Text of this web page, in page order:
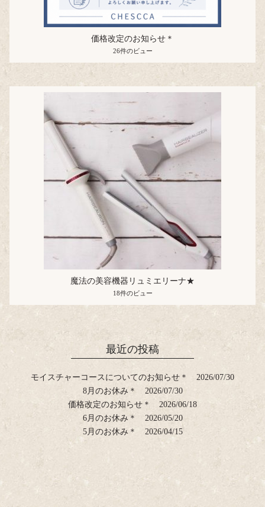
価格改定のお知らせ＊
26件のビュー
魔法の美容機器リュミエリーナ★
18件のビュー
最近の投稿
モイスチャーコースについてのお知らせ＊
2026/07/30
8月のお休み＊
2026/07/30
価格改定のお知らせ＊
2026/06/18
6月のお休み＊
2026/05/20
5月のお休み＊
2026/04/15